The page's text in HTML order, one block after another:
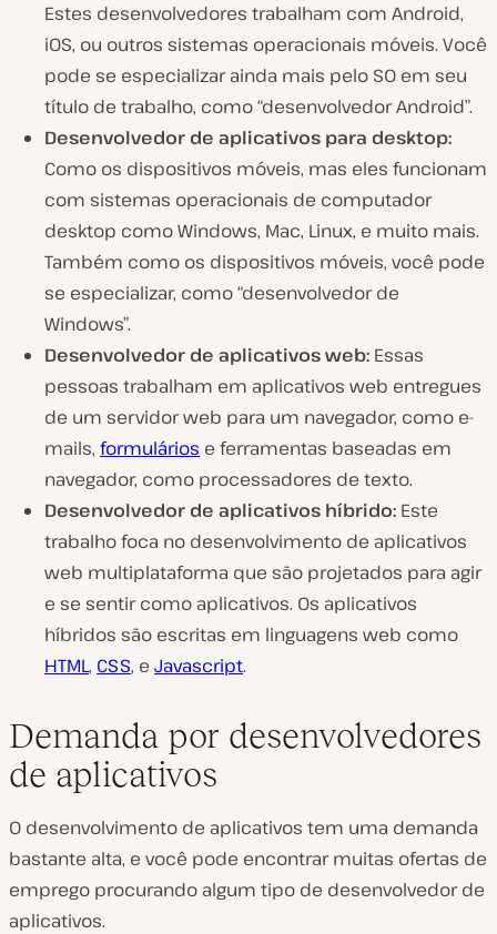
Estes desenvolvedores trabalham com Android,
iOS, ou outros sistemas operacionais móveis. Você
pode se especializar ainda mais pelo SO em seu
título de trabalho, como “desenvolvedor Android”.
Desenvolvedor de aplicativos para desktop:
Como os dispositivos móveis, mas eles funcionam
com sistemas operacionais de computador
desktop como Windows, Mac, Linux, e muito mais.
Também como os dispositivos móveis, você pode
se especializar, como “desenvolvedor de
Windows”.
Desenvolvedor de aplicativos web: Essas
pessoas trabalham em aplicativos web entregues
de um servidor web para um navegador, como e-
mails, formulários e ferramentas baseadas em
navegador, como processadores de texto.
Desenvolvedor de aplicativos híbrido: Este
trabalho foca no desenvolvimento de aplicativos
web multiplataforma que são projetados para agir
e se sentir como aplicativos. Os aplicativos
híbridos são escritas em linguagens web como
HTML, CSS, e Javascript.
Demanda por desenvolvedores
de aplicativos
O desenvolvimento de aplicativos tem uma demanda
bastante alta, e você pode encontrar muitas ofertas de
emprego procurando algum tipo de desenvolvedor de
aplicativos.